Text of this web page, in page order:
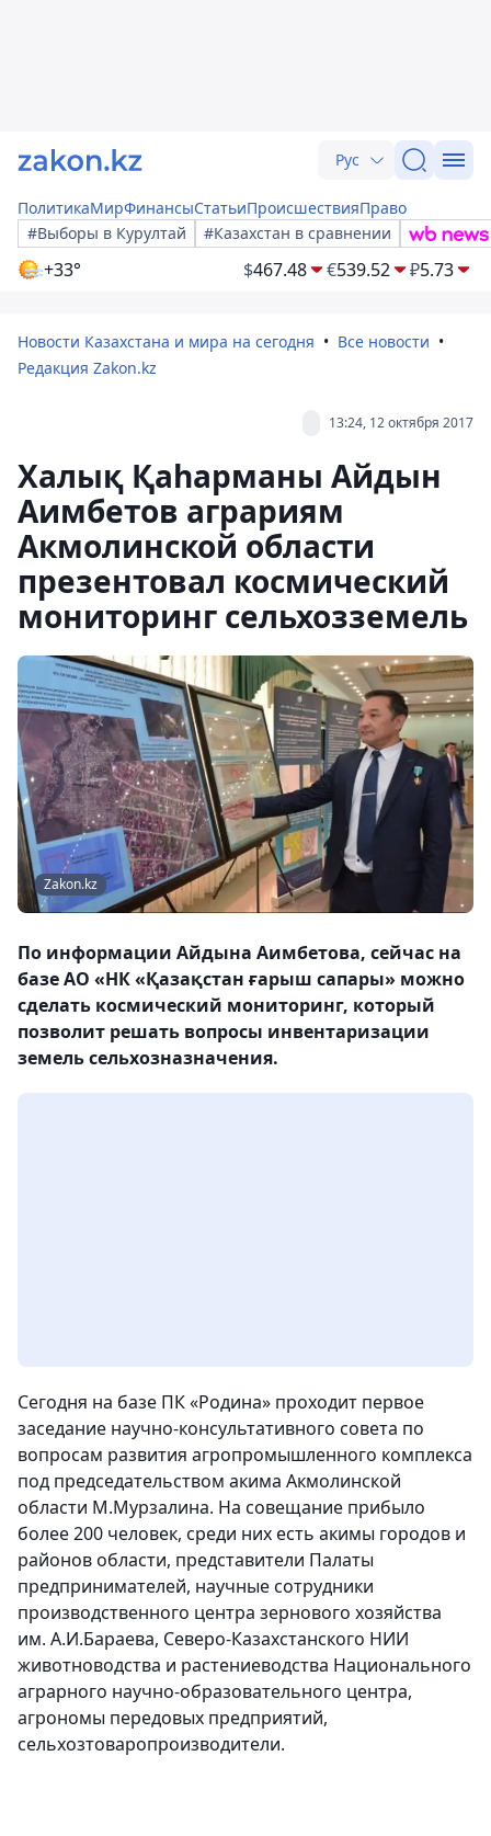
Рус
ПолитикаМирФинансыСтатьиПроисшествияПраво
#Выборы в Курултай
#Казахстан в сравнении
+33° $467.48 €539.52 ₽5.73
Новости Казахстана и мира на сегодня
Все новости
Редакция Zakon.kz
13:24, 12 октября 2017
Халық Қаһарманы Айдын
Аимбетов аграриям
Акмолинской области
презентовал космический
мониторинг сельхозземель
Zakon.kz
По информации Айдына Аимбетова, сейчас на
базе АО «НК «Қазақстан ғарыш сапары» можно
сделать космический мониторинг, который
позволит решать вопросы инвентаризации
земель сельхозназначения.
Сегодня на базе ПК «Родина» проходит первое
заседание научно-консультативного совета по
вопросам развития агропромышленного комплекса
под председательством акима Акмолинской
области М.Мурзалина. На совещание прибыло
более 200 человек, среди них есть акимы городов и
районов области, представители Палаты
предпринимателей, научные сотрудники
производственного центра зернового хозяйства
им. А.И.Бараева, Северо-Казахстанского НИИ
животноводства и растениеводства Национального
аграрного научно-образовательного центра,
агрономы передовых предприятий,
сельхозтоваропроизводители.